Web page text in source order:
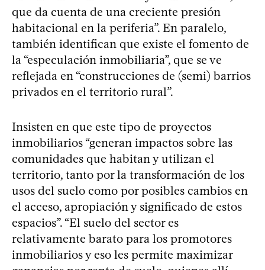
que da cuenta de una creciente presión
habitacional en la periferia”. En paralelo,
también identifican que existe el fomento de
la “especulación inmobiliaria”, que se ve
reflejada en “construcciones de (semi) barrios
privados en el territorio rural”.
Insisten en que este tipo de proyectos
inmobiliarios “generan impactos sobre las
comunidades que habitan y utilizan el
territorio, tanto por la transformación de los
usos del suelo como por posibles cambios en
el acceso, apropiación y significado de estos
espacios”. “El suelo del sector es
relativamente barato para los promotores
inmobiliarios y eso les permite maximizar